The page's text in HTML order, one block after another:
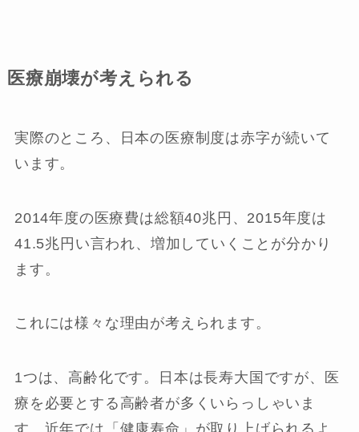
医療崩壊が考えられる
実際のところ、日本の医療制度は赤字が続いて
います。
2014年度の医療費は総額40兆円、2015年度は
41.5兆円い言われ、増加していくことが分かり
ます。
これには様々な理由が考えられます。
1つは、高齢化です。日本は長寿大国ですが、医
療を必要とする高齢者が多くいらっしゃいま